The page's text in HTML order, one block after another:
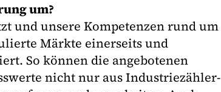
um?
und unsere Kompetenzen rund um
Märkte einerseits und
So können die angebotenen
nicht nur aus Industriezähler-